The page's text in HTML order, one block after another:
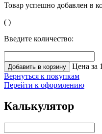
Товар успешно добавлен в
( )
Введите количество:
Цена за 1
Вернуться к покупкам
Перейти к оформлению
Калькулятор